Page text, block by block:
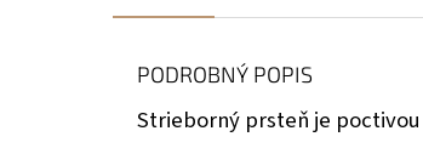
PODROBNÝ POPIS
Strieborný prsteň je